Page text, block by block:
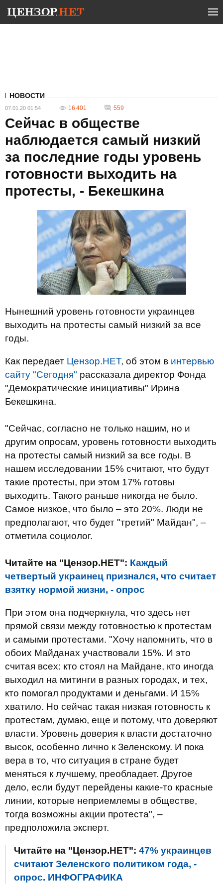
НОВОСТИ
07.01.20 01:54 16 401 559
Сейчас в обществе
наблюдается самый низкий
за последние годы уровень
готовности выходить на
протесты, - Бекешкина
Нынешний уровень готовности украинцев
выходить на протесты самый низкий за все
годы.
Как передает Цензор.НЕТ, об этом в интервью
сайту "Сегодня" рассказала директор Фонда
"Демократические инициативы" Ирина
Бекешкина.
"Сейчас, согласно не только нашим, но и
другим опросам, уровень готовности выходить
на протесты самый низкий за все годы. В
нашем исследовании 15% считают, что будут
такие протесты, при этом 17% готовы
выходить. Такого раньше никогда не было.
Самое низкое, что было – это 20%. Люди не
предполагают, что будет "третий" Майдан", –
отметила социолог.
Читайте на "Цензор.НЕТ": Каждый
четвертый украинец признался, что считает
взятку нормой жизни, - опрос
При этом она подчеркнула, что здесь нет
прямой связи между готовностью к протестам
и самыми протестами. "Хочу напомнить, что в
обоих Майданах участвовали 15%. И это
считая всех: кто стоял на Майдане, кто иногда
выходил на митинги в разных городах, и тех,
кто помогал продуктами и деньгами. И 15%
хватило. Но сейчас такая низкая готовность к
протестам, думаю, еще и потому, что доверяют
власти. Уровень доверия к власти достаточно
высок, особенно лично к Зеленскому. И пока
вера в то, что ситуация в стране будет
меняться к лучшему, преобладает. Другое
дело, если будут перейдены какие-то красные
линии, которые неприемлемы в обществе,
тогда возможны акции протеста", –
предположила эксперт.
Читайте на "Цензор.НЕТ": 47% украинцев
считают Зеленского политиком года, -
опрос. ИНФОГРАФИКА